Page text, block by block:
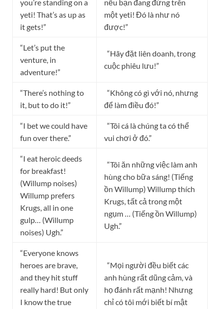
you’re standing on a
yeti! That’s as up as
it gets!”
nếu bạn đang đứng trên
một yeti! Đó là như nó
được!”
“Let’s put the
venture, in
adventure!”
“Hãy đặt liên doanh, trong
cuộc phiêu lưu!”
“There’s nothing to
it, but to do it!”
“Không có gì với nó, nhưng
để làm điều đó!”
“I bet we could have
fun over there.”
“Tôi cá là chúng ta có thể
vui chơi ở đó.”
“I eat heroic deeds
for breakfast!
(Willump noises)
Willump prefers
Krugs, all in one
gulp… (Willump
noises) Ugh.”
“Tôi ăn những việc làm anh
hùng cho bữa sáng! (Tiếng
ồn Willump) Willump thích
Krugs, tất cả trong một
ngụm … (Tiếng ồn Willump)
Ugh.”
“Everyone knows
heroes are brave,
and they hit stuff
really hard! But only
I know the true
“Mọi người đều biết các
anh hùng rất dũng cảm, và
họ đánh rất mạnh! Nhưng
chỉ có tôi mới biết bí mật